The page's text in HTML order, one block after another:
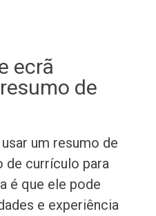
ecrã
de
um resumo de
de currículo para
é que ele pode
e experiência